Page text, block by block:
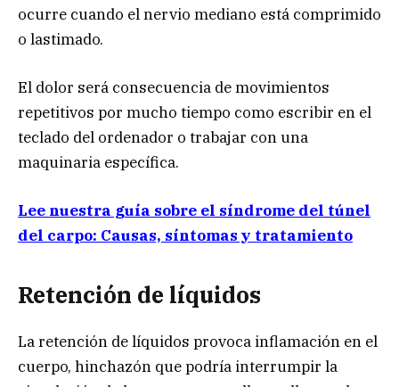
ocurre cuando el nervio mediano está comprimido
o lastimado.
El dolor será consecuencia de movimientos
repetitivos por mucho tiempo como escribir en el
teclado del ordenador o trabajar con una
maquinaria específica.
Lee nuestra guía sobre el síndrome del túnel
del carpo: Causas, síntomas y tratamiento
Retención de líquidos
La retención de líquidos provoca inflamación en el
cuerpo, hinchazón que podría interrumpir la